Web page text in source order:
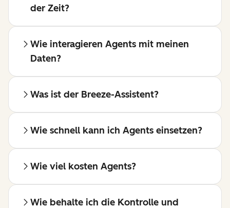
der Zeit?
Wie interagieren Agents mit meinen
Daten?
Was ist der Breeze-Assistent?
Wie schnell kann ich Agents einsetzen?
Wie viel kosten Agents?
Wie behalte ich die Kontrolle und